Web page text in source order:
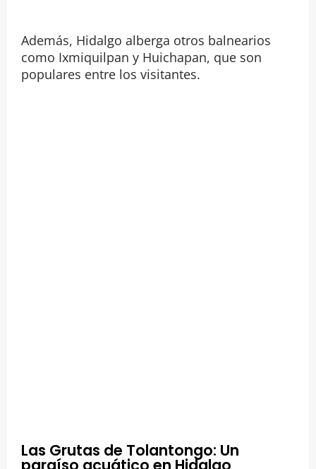
Además, Hidalgo alberga otros balnearios
como Ixmiquilpan y Huichapan, que son
populares entre los visitantes.
Las Grutas de Tolantongo: Un